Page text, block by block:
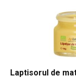
Laptisorul de